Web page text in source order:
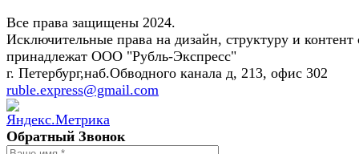
Все права защищены 2024.
Исключительные права на дизайн, структуру и контент
принадлежат ООО "Рубль-Экспресс"
г. Петербург,наб.Обводного канала д, 213, офис 302
ruble.express@gmail.com
Обратный Звонок